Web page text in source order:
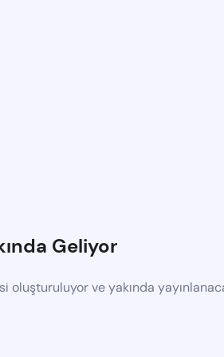
Geliyor
oluşturuluyor ve yakında